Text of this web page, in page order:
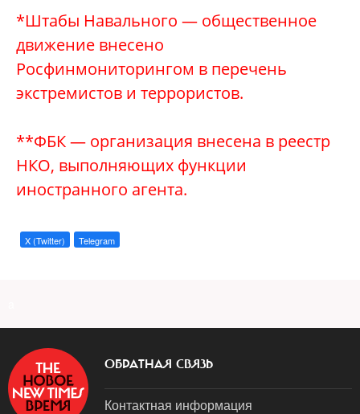
*Штабы Навального — общественное
движение внесено
Росфинмониторингом в перечень
экстремистов и террористов.
**ФБК — организация внесена в реестр
НКО, выполняющих функции
иностранного агента.
X (Twitter) Telegram
ОБРАТНАЯ СВЯЗЬ
Контактная информация